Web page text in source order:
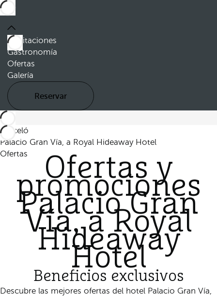
Habitaciones
Gastronomía
Ofertas
Galería
Reservar
Barceló
Palacio Gran Vía, a Royal Hideaway Hotel
Ofertas
Ofertas y
promociones
Palacio Gran
Vía, a Royal
Hideaway
Hotel
Beneficios exclusivos
Descubre las mejores ofertas del hotel Palacio Gran Vía,